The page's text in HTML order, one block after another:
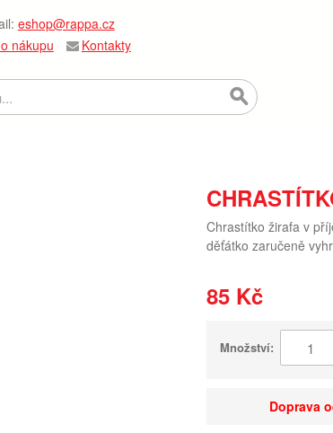
eshop@rappa.cz
nákupu Kontakty
Chrastítko žirafa v
děťátko zaručeně
85 Kč
Množství:
Doprava